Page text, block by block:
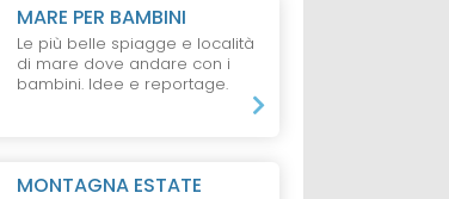
VILLAGGIO
BELLARIA
IGEA MARINA
Color Perla Village
MARE PER BAMBINI
Le più belle spiagge e località
di mare dove andare con i
bambini. Idee e reportage.
MONTAGNA ESTATE